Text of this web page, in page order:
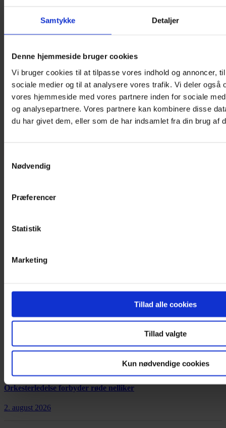
Samtykke Detaljer
Denne hjemmeside bruger cookies
Vi bruger cookies til at tilpasse vores indhold og annoncer,
sociale medier og til at analysere vores trafik. Vi deler også
vores hjemmeside med vores partnere inden for sociale
og analysepartnere. Vores partnere kan kombinere disse
du har givet dem, eller som de har indsamlet fra din brug af
Nødvendig
Præferencer
Statistik
Marketing
Tillad alle cookies
Tillad valgte
Kun nødvendige cookies
Nyhed
Afgående kunstnerisk leder: »Copenhagen Opera Festival er et
Orkesterledelse forbyder røde nelliker
2. august 2026